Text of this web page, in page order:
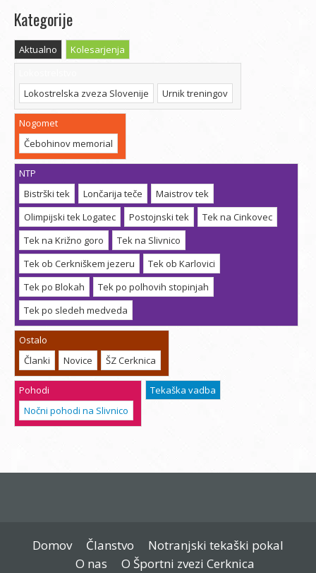
Kategorije
Aktualno
Kolesarjenja
Lokostrelska zveza Slovenije
Urnik treningov
Nogomet
Čebohinov memorial
NTP
Bistrški tek
Lončarija teče
Maistrov tek
Olimpijski tek Logatec
Postojnski tek
Tek na Cinkovec
Tek na Križno goro
Tek na Slivnico
Tek ob Cerkniškem jezeru
Tek ob Karlovici
Tek po Blokah
Tek po polhovih stopinjah
Tek po sledeh medveda
Ostalo
Članki
Novice ŠZ Cerknica
Pohodi
Nočni pohodi na Slivnico
Tekaška vadba
Domov Članstvo
Notranjski tekaški pokal
O nas
O Športni zvezi Cerknica